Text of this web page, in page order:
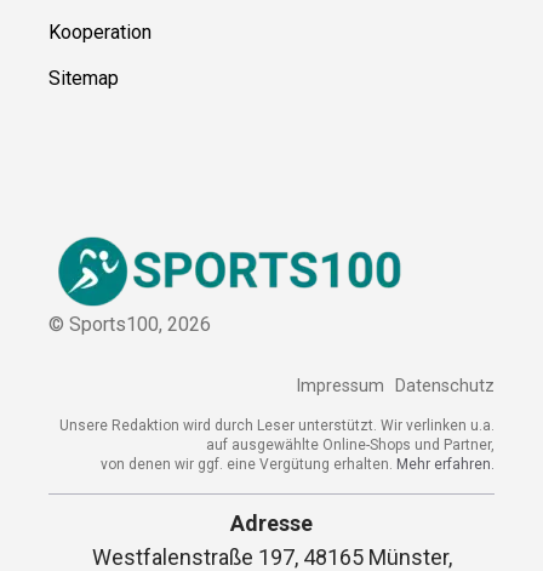
Kooperation
Sitemap
© Sports100, 2026
Impressum Datenschutz
Unsere Redaktion wird durch Leser unterstützt. Wir verlinken u.a.
auf ausgewählte Online-Shops und Partner,
von denen wir ggf. eine Vergütung erhalten. Mehr erfahren.
Adresse
Westfalenstraße 197, 48165 Münster,